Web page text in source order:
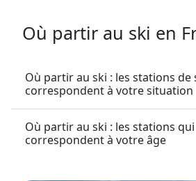
Où partir au ski en
Où partir au ski : les stations de
correspondent à votre situation
Où partir au ski : les stations qui
correspondent à votre âge